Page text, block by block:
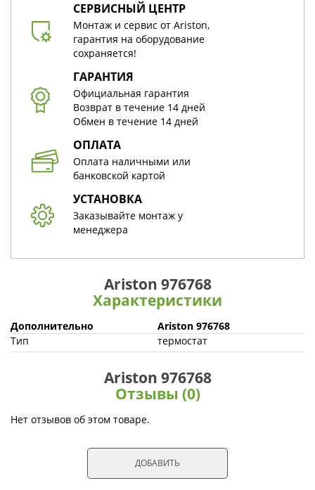
СЕРВИСНЫЙ ЦЕНТР
Монтаж и сервис от Ariston,
гарантия на оборудование
сохраняется!
ГАРАНТИЯ
Официальная гарантия
Возврат в течение 14 дней
Обмен в течение 14 дней
ОПЛАТА
Оплата наличными или
банковской картой
УСТАНОВКА
Заказывайте монтаж у
менеджера
Ariston 976768
Характеристики
Дополнительно
Ariston 976768
Тип
термостат
Ariston 976768
Отзывы (0)
Нет отзывов об этом товаре.
ДОБАВИТЬ